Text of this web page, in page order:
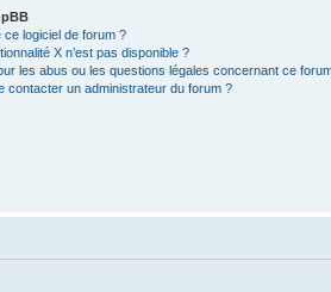
ce logiciel de forum ?
X n’est pas disponible ?
les abus ou les questions légales concernant ce
contacter un administrateur du forum ?